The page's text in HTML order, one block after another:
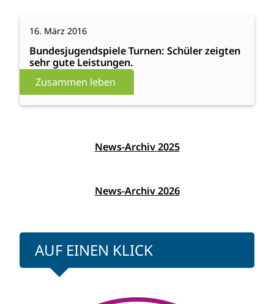
Olympiade
Zusammen leben
16. März 2016
Bundesjugendspiele Turnen: Schüler zeigten
sehr gute Leistungen.
Bundesjugendspiele
Turnen:
Schüler
zeigten
sehr
gute
News-Archiv 2025
News-Archiv 2026
AUF EINEN KLICK